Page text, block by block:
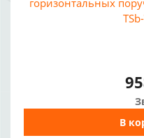
горизонтальных
В